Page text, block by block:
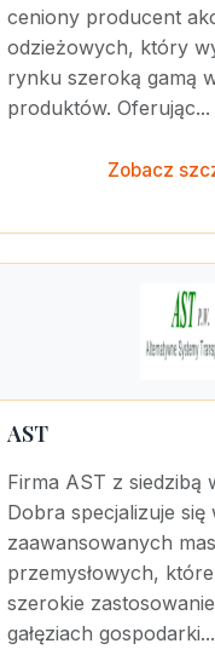
ceniony producent
odzieżowych, który
rynku szeroką gamą
produktów. Oferując...
Zobacz
AST
Firma AST z siedzibą
Dobra specjalizuje się
zaawansowanych
przemysłowych,
szerokie
gałęziach